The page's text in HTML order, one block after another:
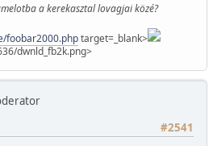
a kerekasztal lovagjai közé?
foobar2000.phptarget=_blank>
dwnld_fb2k.png>
#2541